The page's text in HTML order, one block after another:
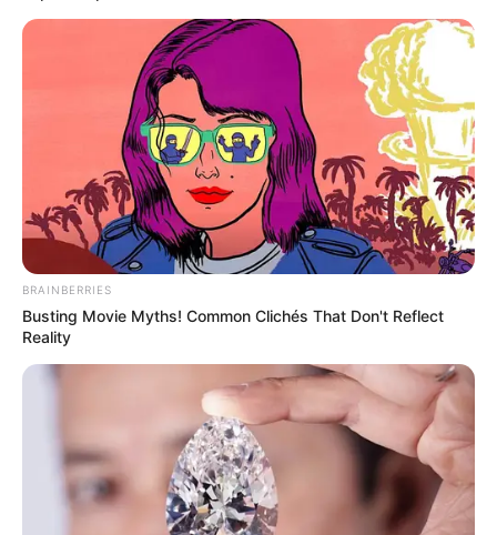
BRAINBERRIES
Busting Movie Myths! Common Clichés That Don't Reflect
Reality